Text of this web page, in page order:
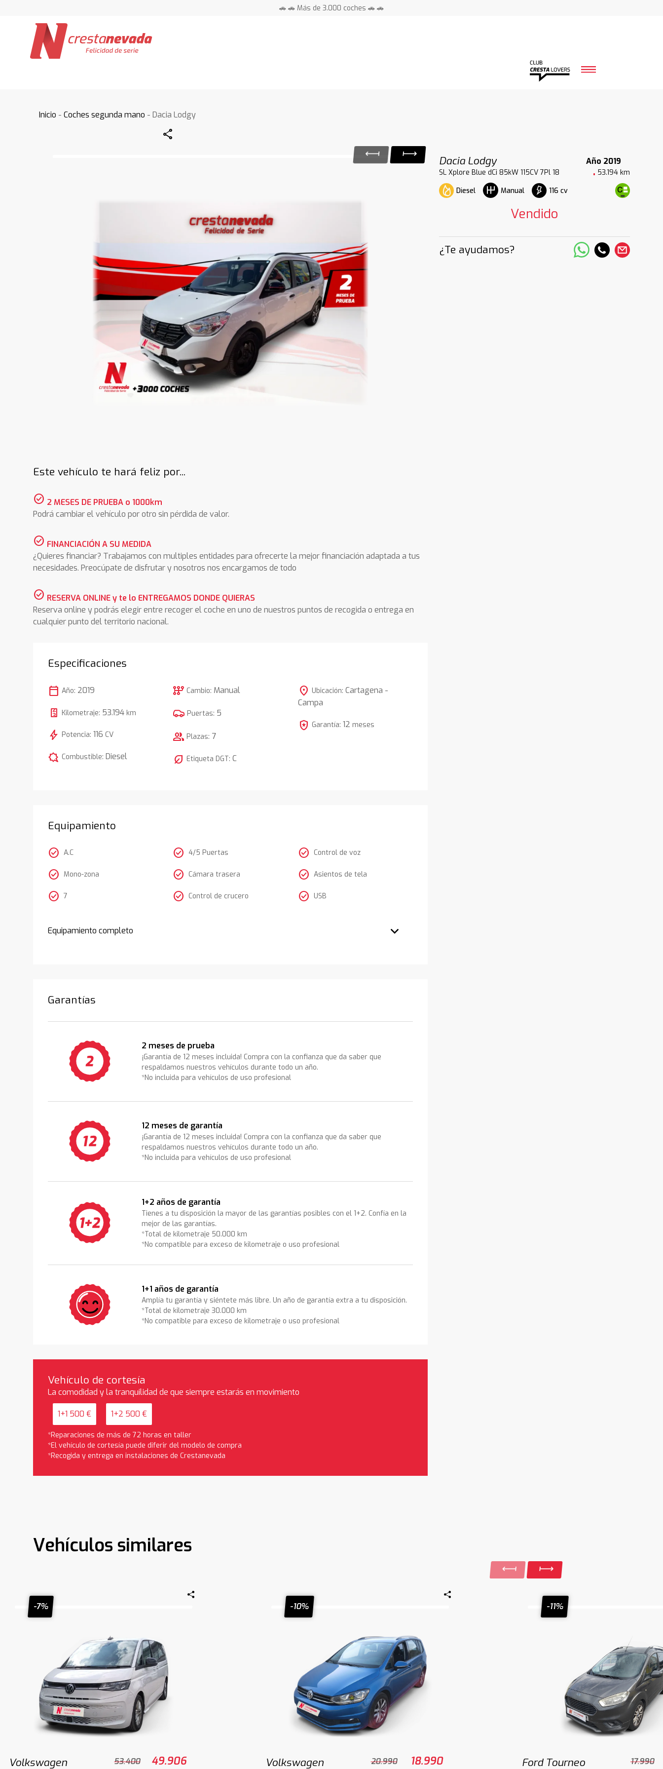
🚗 🚗 Más de 3.000 coches 🚗 🚗
Inicio -Coches segunda mano - Dacia Lodgy
Share
Dacia Lodgy
Año 2019
SL Xplore Blue dCi 85kW 115CV 7Pl 18
53.194 km
Diesel
Manual 116 cv
Vendido
¿Te ayudamos?
Este vehículo te hará feliz por...
check_circle 2 MESES DE PRUEBA o 1000km
Podrá cambiar el vehículo por otro sin pérdida de valor.
check_circle FINANCIACIÓN A SU MEDIDA
¿Quieres financiar? Trabajamos con multiples entidades para ofrecerte la mejor financiación adaptada a tus
necesidades. Preocúpate de disfrutar y nosotros nos encargamos de todo
check_circle RESERVA ONLINE y te lo ENTREGAMOS DONDE QUIERAS
Reserva online y podrás elegir entre recoger el coche en uno de nuestros puntos de recogida o entrega en
cualquier punto del territorio nacional.
Especificaciones
calendar_today Año: 2019
Kilometraje: 53.194 km
bolt Potencia:116 CV
comic_bubble Combustible:Diesel
auto_transmission Cambio: Manual
Puertas: 5
group Plazas: 7
nest_eco_leaf Etiqueta DGT:C
location_on Ubicación: Cartagena -
Campa
local_police Garantía: 12 meses
Equipamiento
check_circle A.C
check_circle Mono-zona
check_circle 7
check_circle 4/5 Puertas
check_circle Cámara trasera
check_circle Control de crucero
check_circle Control de voz
check_circle Asientos de tela
check_circle USB
Equipamiento completo
Garantías
2 meses de prueba
¡Garantía de 12 meses incluida! Compra con la confianza que da saber que
respaldamos nuestros vehículos durante todo un año.
*No incluida para vehículos de uso profesional
12 meses de garantía
¡Garantía de 12 meses incluida! Compra con la confianza que da saber que
respaldamos nuestros vehículos durante todo un año.
*No incluida para vehículos de uso profesional
1+2 años de garantía
Tienes a tu disposición la mayor de las garantías posibles con el 1+2. Confía en la
mejor de las garantías.
*Total de kilometraje 50.000 km
*No compatible para exceso de kilometraje o uso profesional
1+1 años de garantía
Amplía tu garantía y siéntete más libre. Un año de garantía extra a tu disposición.
*Total de kilometraje 30.000 km
*No compatible para exceso de kilometraje o uso profesional
Vehículo de cortesía
La comodidad y la tranquilidad de que siempre estarás en movimiento
1+1 500 € 1+2 500 €
*Reparaciones de más de 72 horas en taller
*El vehículo de cortesía puede diferir del modelo de compra
*Recogida y entrega en instalaciones de Crestanevada
Vehículos similares
-7%
Volkswagen
53.400 49.906
-10%
Volkswagen
20.990 18.990
-11%
Ford Tourneo
17.990